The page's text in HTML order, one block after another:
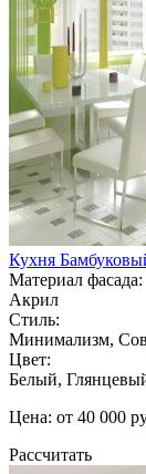
Кухня
Материал фасада:
Акрил
Стиль:
Минимализм,
Цвет:
Белый,
Цена: от 40 000
Рассчитать